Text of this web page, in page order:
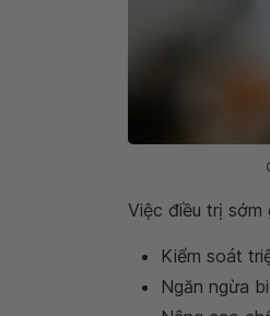
Việc điều trị sớm
Kiểm soát
Ngăn ngừa